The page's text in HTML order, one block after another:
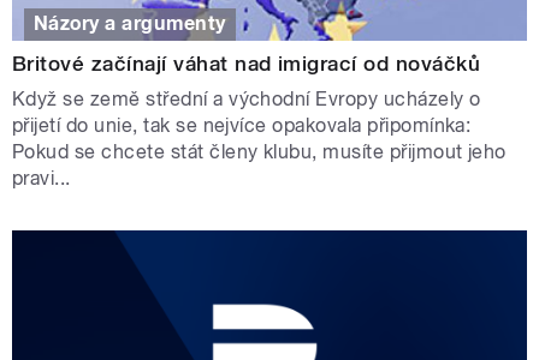
Názory a argumenty
Britové začínají váhat nad imigrací od nováčků
Když se země střední a východní Evropy ucházely o
přijetí do unie, tak se nejvíce opakovala připomínka:
Pokud se chcete stát členy klubu, musíte přijmout jeho
pravi...